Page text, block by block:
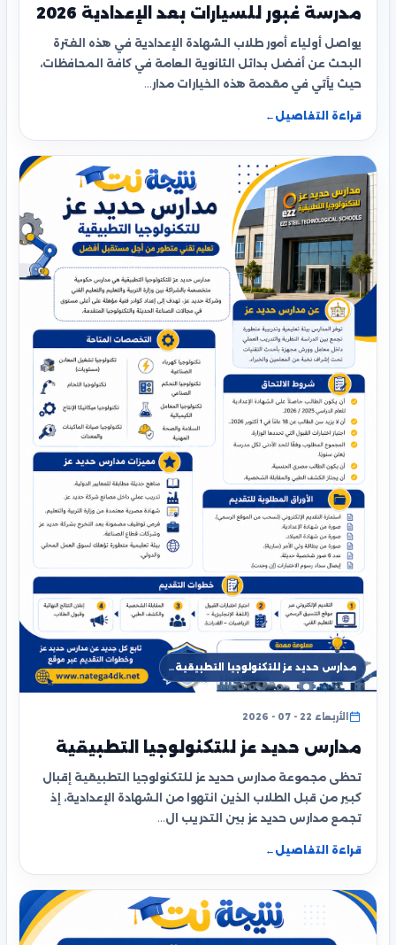
مدرسة غبور للسيارات بعد الإعدادية 2026
يواصل أولياء أمور طلاب الشهادة الإعدادية في هذه الفترة
البحث عن أفضل بدائل الثانوية العامة في كافة المحافظات،
حيث يأتي في مقدمة هذه الخيارات مدار…
قراءة التفاصيل ←
مدارس حديد عز للتكنولوجيا التطبيقية…
الأربعاء 22 - 07 - 2026
مدارس حديد عز للتكنولوجيا التطبيقية
تحظى مجموعة مدارس حديد عز للتكنولوجيا التطبيقية إقبال
كبير من قبل الطلاب الذين انتهوا من الشهادة الإعدادية، إذ
تجمع مدارس حديد عز بين التدريب ال…
قراءة التفاصيل ←